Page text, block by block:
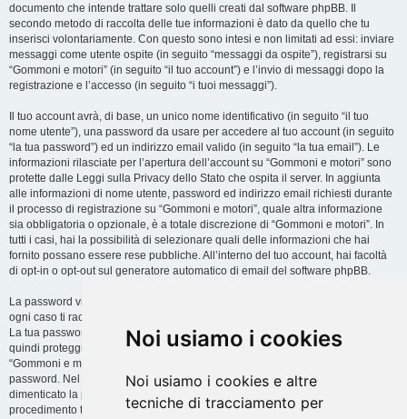
Noi usiamo i cookies
Noi usiamo i cookies e altre
tecniche di tracciamento per
documento che intende trattare solo quelli creati dal software phpBB. Il
secondo metodo di raccolta delle tue informazioni è dato da quello che tu
inserisci volontariamente. Con questo sono intesi e non limitati ad essi: inviare
messaggi come utente ospite (in seguito “messaggi da ospite”), registrarsi su
“Gommoni e motori” (in seguito “il tuo account”) e l’invio di messaggi dopo la
registrazione e l’accesso (in seguito “i tuoi messaggi”).
Il tuo account avrà, di base, un unico nome identificativo (in seguito “il tuo
nome utente”), una password da usare per accedere al tuo account (in seguito
“la tua password”) ed un indirizzo email valido (in seguito “la tua email”). Le
informazioni rilasciate per l’apertura dell’account su “Gommoni e motori” sono
protette dalle Leggi sulla Privacy dello Stato che ospita il server. In aggiunta
alle informazioni di nome utente, password ed indirizzo email richiesti durante
il processo di registrazione su “Gommoni e motori”, quale altra informazione
sia obbligatoria o opzionale, è a totale discrezione di “Gommoni e motori”. In
tutti i casi, hai la possibilità di selezionare quali delle informazioni che hai
fornito possano essere rese pubbliche. All’interno del tuo account, hai facoltà
di opt-in o opt-out sul generatore automatico di email del software phpBB.
La password viene criptata (hash unidirezionale) per motivi di sicurezza. In
ogni caso ti raccomandiamo di non utilizzare la stessa password in troppi siti.
La tua password è il metodo di accesso al tuo account su “Gommoni e motori”,
quindi proteggila attentamente. Ricorda che in nessuna circostanza affiliati di
“Gommoni e motori”, phpBB o terzi possono legittimamente richiedere la tua
password. Nel caso dimenticassi la tua password, puoi utilizzare l’opzione “Ho
dimenticato la password” prevista dal software phpBB. Durante questo
procedimento ti verrà richiesto il tuo nome utente ed indirizzo email, in modo